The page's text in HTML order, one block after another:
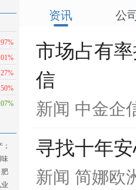
资讯 公
市场占有
信
新闻 中金企
寻找十年
新闻 简娜欧